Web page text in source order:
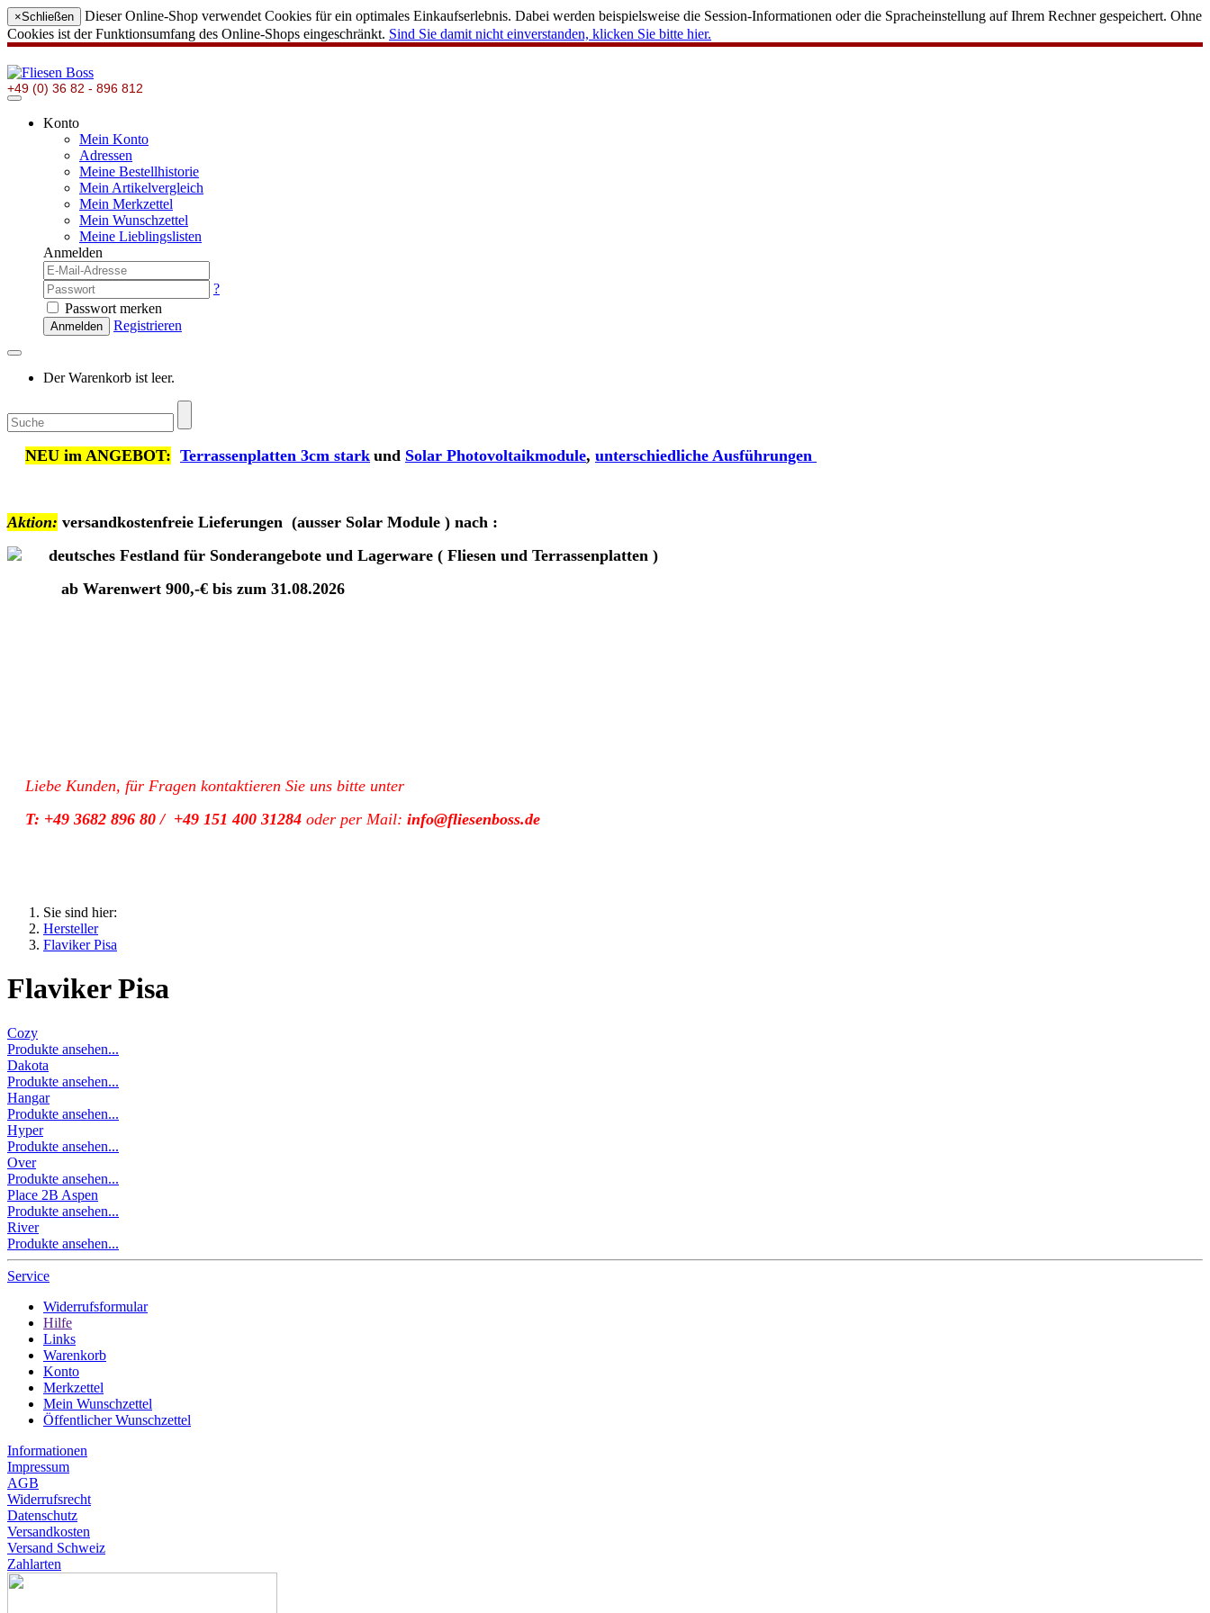
×Schließen
Dieser Online-Shop verwendet Cookies für ein optimales Einkaufserlebnis. Dabei werden beispielsweise die Session-Informationen oder die Spracheinstellung auf Ihrem Rechner gespeichert. Ohne
Cookies ist der Funktionsumfang des Online-Shops eingeschränkt. Sind Sie damit nicht einverstanden, klicken Sie bitte hier.
+49 (0) 36 82 - 896 812
Konto
Mein Konto
Adressen
Meine Bestellhistorie
Mein Artikelvergleich
Mein Merkzettel
Mein Wunschzettel
Meine Lieblingslisten
Anmelden
?
Passwort merken
Anmelden Registrieren
Der Warenkorb ist leer.
NEU im ANGEBOT: Terrassenplatten 3cm stark und Solar Photovoltaikmodule, unterschiedliche Ausführungen
Aktion: versandkostenfreie Lieferungen (ausser Solar Module ) nach :
deutsches Festland für Sonderangebote und Lagerware ( Fliesen und Terrassenplatten )
ab Warenwert 900,-€ bis zum 31.08.2026
Liebe Kunden, für Fragen kontaktieren Sie uns bitte unter
T: +49 3682 896 80 / +49 151 400 31284 oder per Mail: info@fliesenboss.de
Sie sind hier:
Hersteller
Flaviker Pisa
Flaviker Pisa
Cozy
Produkte ansehen...
Dakota
Produkte ansehen...
Hangar
Produkte ansehen...
Hyper
Produkte ansehen...
Over
Produkte ansehen...
Place 2B Aspen
Produkte ansehen...
River
Produkte ansehen...
Service
Widerrufsformular
Hilfe
Links
Warenkorb
Konto
Merkzettel
Mein Wunschzettel
Öffentlicher Wunschzettel
Informationen
Impressum
AGB
Widerrufsrecht
Datenschutz
Versandkosten
Versand Schweiz
Zahlarten